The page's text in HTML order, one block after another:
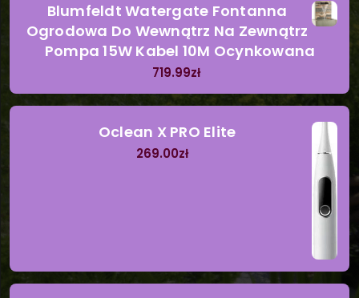
Blumfeldt Watergate Fontanna
Ogrodowa Do Wewnątrz Na Zewnątrz
Pompa 15W Kabel 10M Ocynkowana
719.99zł
Oclean X PRO Elite
269.00zł